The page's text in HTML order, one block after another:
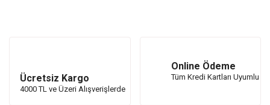
Ücretsiz Kargo
4000 TL ve Üzeri Alışverişlerde
Online Ödeme
Tüm Kredi Kartları Uyumlu